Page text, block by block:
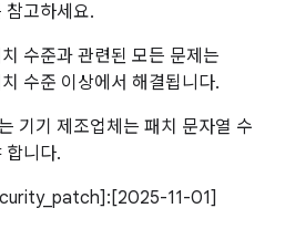
참고하세요.
수준과 관련된 모든 문제는
수준 이상에서 해결됩니다.
기기 제조업체는 패치 문자열 수
합니다.
11-01]